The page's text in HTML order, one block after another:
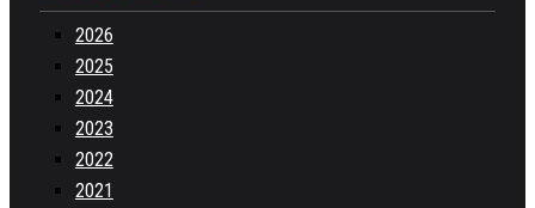
2026
2025
2024
2023
2022
2021